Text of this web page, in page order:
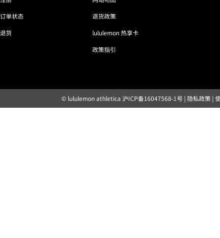
订单状态
退货
退货政策
lululemon 热享卡
政策指引
© lululemon athletica 沪ICP备16047568-1号 | 隐私政策|